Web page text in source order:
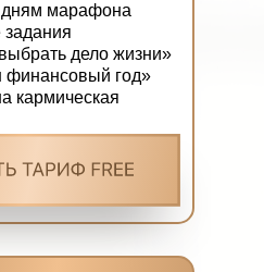
дням марафона
дело жизни»
финансовый год»
кармическая